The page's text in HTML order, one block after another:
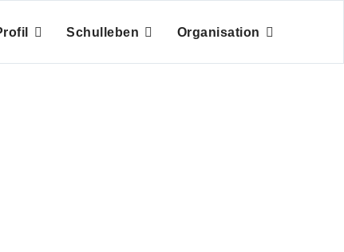
Schulleben Organisation